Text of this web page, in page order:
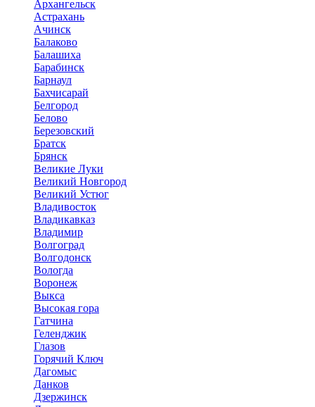
Архангельск
Астрахань
Ачинск
Балаково
Балашиха
Барабинск
Барнаул
Бахчисарай
Белгород
Белово
Березовский
Братск
Брянск
Великие Луки
Великий Новгород
Великий Устюг
Владивосток
Владикавказ
Владимир
Волгоград
Волгодонск
Вологда
Воронеж
Выкса
Высокая гора
Гатчина
Геленджик
Глазов
Горячий Ключ
Дагомыс
Данков
Дзержинск